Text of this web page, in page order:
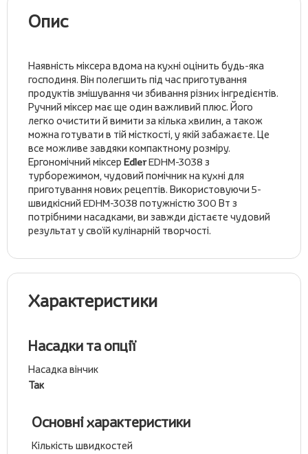
Опис
Наявність міксера вдома на кухні оцінить будь-яка
господиня. Він полегшить під час приготування
продуктів змішування чи збивання різних інгредієнтів.
Ручний міксер має ще один важливий плюс. Його
легко очистити й вимити за кілька хвилин, а також
можна готувати в тій місткості, у якій забажаєте. Це
все можливе завдяки компактному розміру.
Ергономічний міксер EdlerEDHM-3038 з
турборежимом, чудовий помічник на кухні для
приготування нових рецептів. Використовуючи 5-
швидкісний EDHM-3038 потужністю 300 Вт з
потрібними насадками, ви завжди дістаєте чудовий
результат у своїй кулінарній творчості.
Характеристики
Насадки та опції
Насадка вінчик
Так
Основні характеристики
Кількість швидкостей